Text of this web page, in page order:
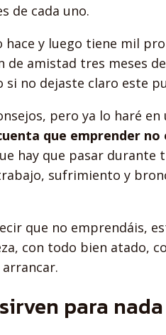
de cada uno.
hace y luego tiene mil
de amistad tres meses
si no dejaste claro este
pero ya lo haré
que emprender
hay que pasar durante
sufrimiento y
que no emprendáis,
con todo bien atado,
para nada